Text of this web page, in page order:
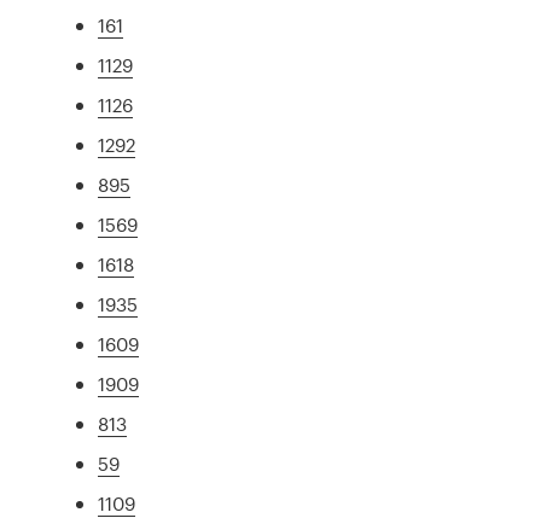
161
1129
1126
1292
895
1569
1618
1935
1609
1909
813
59
1109